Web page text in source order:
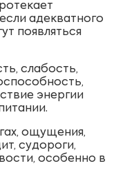
адекватного
появляться
слабость,
энергии
ощущения,
судороги,
особенно в